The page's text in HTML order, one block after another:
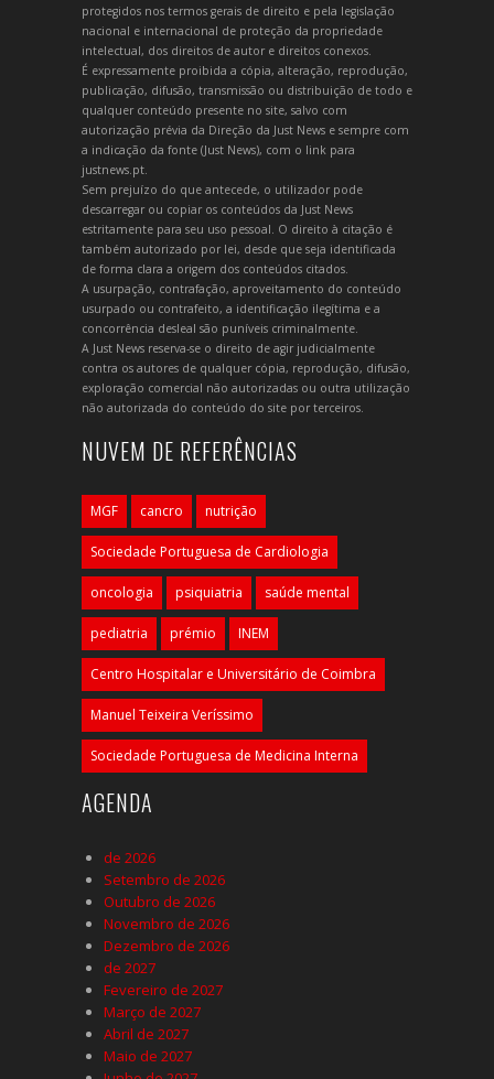
protegidos nos termos gerais de direito e pela legislação
nacional e internacional de proteção da propriedade
intelectual, dos direitos de autor e direitos conexos.
É expressamente proibida a cópia, alteração, reprodução,
publicação, difusão, transmissão ou distribuição de todo e
qualquer conteúdo presente no site, salvo com
autorização prévia da Direção da Just News e sempre com
a indicação da fonte (Just News), com o link para
justnews.pt.
Sem prejuízo do que antecede, o utilizador pode
descarregar ou copiar os conteúdos da Just News
estritamente para seu uso pessoal. O direito à citação é
também autorizado por lei, desde que seja identificada
de forma clara a origem dos conteúdos citados.
A usurpação, contrafação, aproveitamento do conteúdo
usurpado ou contrafeito, a identificação ilegítima e a
concorrência desleal são puníveis criminalmente.
A Just News reserva-se o direito de agir judicialmente
contra os autores de qualquer cópia, reprodução, difusão,
exploração comercial não autorizadas ou outra utilização
não autorizada do conteúdo do site por terceiros.
NUVEM DE REFERÊNCIAS
MGF cancro nutrição
Sociedade Portuguesa de Cardiologia
oncologia psiquiatria saúde mental
pediatria prémio INEM
Centro Hospitalar e Universitário de Coimbra
Manuel Teixeira Veríssimo
Sociedade Portuguesa de Medicina Interna
AGENDA
de 2026
Setembro de 2026
Outubro de 2026
Novembro de 2026
Dezembro de 2026
de 2027
Fevereiro de 2027
Março de 2027
Abril de 2027
Maio de 2027